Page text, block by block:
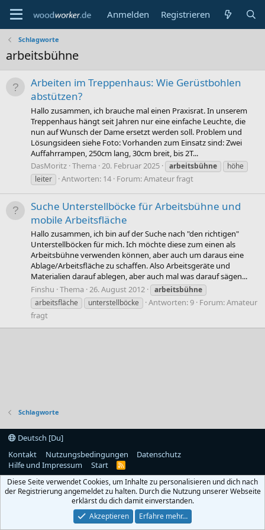
Anmelden Registrieren
Schlagworte
arbeitsbühne
Arbeiten im Treppenhaus: Wie Gerüstbohlen
abstützen?
Hallo zusammen, ich brauche mal einen Praxisrat. In unserem
Treppenhaus hängt seit Jahren nur eine einfache Leuchte, die
nun auf Wunsch der Dame ersetzt werden soll. Problem und
Lösungsideen siehe Foto: Vorhanden zum Einsatz sind: Zwei
Auffahrrampen, 250cm lang, 30cm breit, bis 2T...
DasMoritz Thema 20. Februar 2025 arbeitsbühne
höhe
leiter
Antworten: 14 Forum:Amateur fragt
Suche Unterstellböcke für Arbeitsbühne und
mobile Arbeitsfläche
Hallo zusammen, ich bin auf der Suche nach "den richtigen"
Unterstellböcken für mich. Ich möchte diese zum einen als
Arbeitsbühne verwenden können, aber auch um daraus eine
Ablage/Arbeitsfläche zu schaffen. Also Arbeitsgeräte und
Materialien darauf ablegen, aber auch mal was darauf sägen...
Finshu Thema 26. August 2012
arbeitsbühne
arbeitsfläche
unterstellböcke Antworten: 9 Forum:Amateur
fragt
Schlagworte
Deutsch [Du]
Kontakt
Nutzungsbedingungen
Datenschutz
Hilfe und Impressum
Start
R
S
Diese Seite verwendet Cookies, um Inhalte zu personalisieren und dich nach
der Registrierung angemeldet zu halten. Durch die Nutzung unserer Webseite
erklärst du dich damit einverstanden.
Akzeptieren
Erfahre mehr…